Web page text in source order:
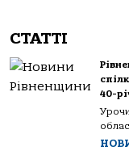
СТАТТІ
40-